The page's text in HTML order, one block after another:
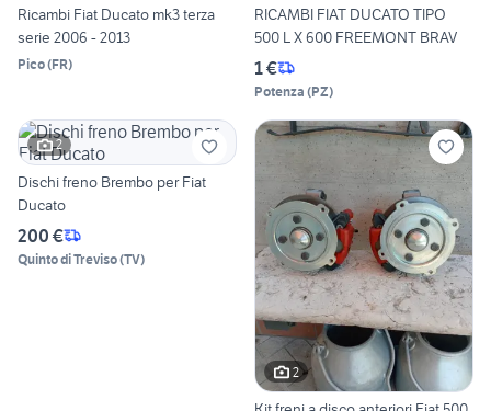
Ricambi Fiat Ducato mk3 terza
serie 2006 - 2013
Pico(FR)
RICAMBI FIAT DUCATO TIPO
500 L X 600 FREEMONT BRAV
1 €
Potenza (PZ)
2
Dischi freno Brembo per Fiat
Ducato
200 €
Quinto di Treviso(TV)
2